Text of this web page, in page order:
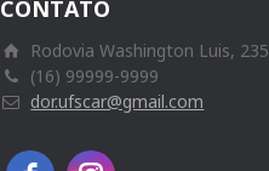
CONTATO
Rodovia Washington Luis, 235
(16) 99999-9999
dor.ufscar@gmail.com